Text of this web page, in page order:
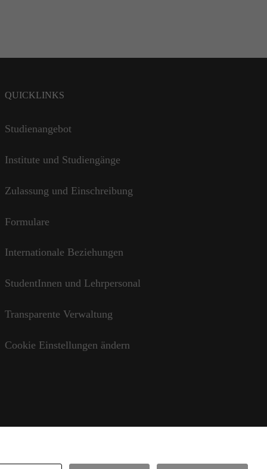
QUICKLINKS
Studienangebot
Institute und Studiengänge
Zulassung und Einschreibung
Formulare
Internationale Beziehungen
StudentInnen und Lehrpersonal
Transparente Verwaltung
Cookie Einstellungen ändern